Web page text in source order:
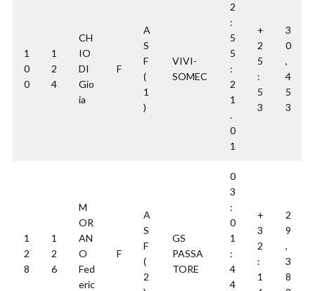
1
0
0
1
2
4
CH
IO
DI
Gio
ia
F
A
S
F
(
1
)
VIVI-
SOMEC
2
:
5
5
:
2
1
.
0
1
+
2
5
:
5
3
3
0
,
4
5
3
1
2
8
1
2
6
M
OR
AN
O
Fed
eric
F
A
S
F
(
2
GS
PASSA
TORE
0
3
:
0
1
:
4
4
+
3
2
:
1
2
9
,
3
8